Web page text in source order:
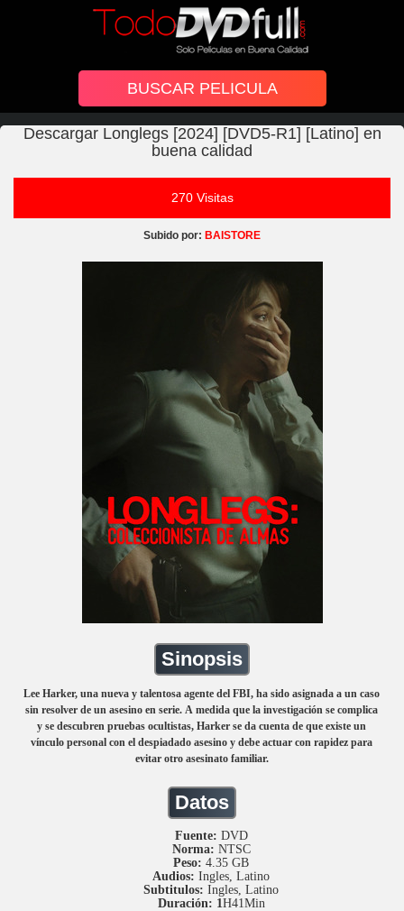
Descargar Longlegs [2024] [DVD5-R1] [Latino] en
buena calidad
270 Visitas
Subido por: BAISTORE
Sinopsis
Lee Harker, una nueva y talentosa agente del FBI, ha sido asignada a un caso
sin resolver de un asesino en serie. A medida que la investigación se complica
y se descubren pruebas ocultistas, Harker se da cuenta de que existe un
vínculo personal con el despiadado asesino y debe actuar con rapidez para
evitar otro asesinato familiar.
Datos
Fuente: DVD
Norma: NTSC
Peso: 4.35 GB
Audios: Ingles, Latino
Subtitulos: Ingles, Latino
Duración: 1H41Min